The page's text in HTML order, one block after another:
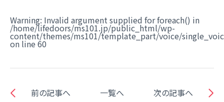
Warning: Invalid argument supplied for foreach() in
/home/lifedoors/ms101.jp/public_html/wp-
content/themes/ms101/template_part/voice/
on line 60
前の記事へ 一覧へ 次の記事へ